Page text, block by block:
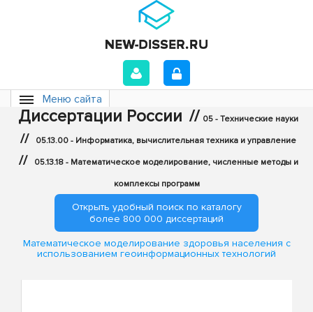
Меню сайта
Диссертации России // 05 - Технические науки
// 05.13.00 - Информатика, вычислительная техника и управление
// 05.13.18 - Математическое моделирование, численные методы и
комплексы программ
Открыть удобный поиск по каталогу
более 800 000 диссертаций
Математическое моделирование здоровья населения с
использованием геоинформационных технологий